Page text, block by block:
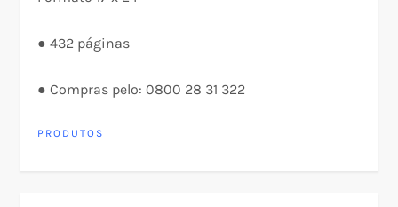
● 432 páginas
● Compras pelo: 0800 28 31 322
PRODUTOS